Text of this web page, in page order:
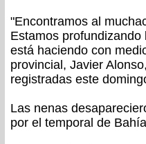
"Encontramos al
Estamos
está haciendo con
provincial, Javier
registradas este
Las nenas
por el temporal de